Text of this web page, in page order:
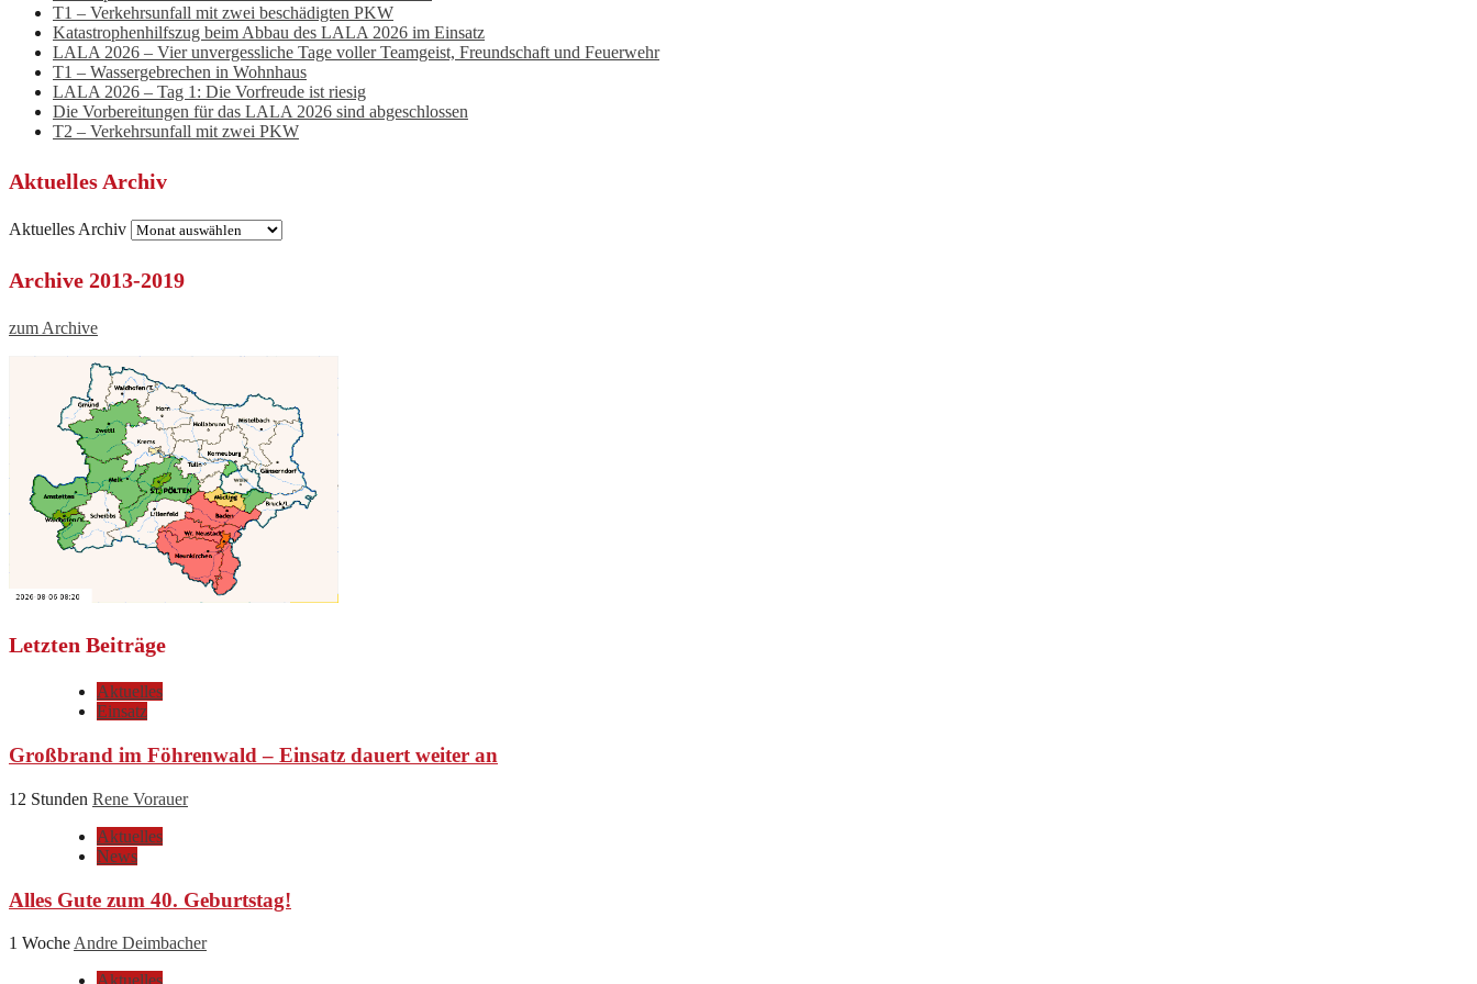
T1 – Verkehrsunfall mit zwei beschädigten PKW
Katastrophenhilfszug beim Abbau des LALA 2026 im Einsatz
LALA 2026 – Vier unvergessliche Tage voller Teamgeist, Freundschaft und Feuerwehr
T1 – Wassergebrechen in Wohnhaus
LALA 2026 – Tag 1: Die Vorfreude ist riesig
Die Vorbereitungen für das LALA 2026 sind abgeschlossen
T2 – Verkehrsunfall mit zwei PKW
Aktuelles Archiv
Aktuelles Archiv
Archive 2013-2019
zum Archive
Letzten Beiträge
Aktuelles
Einsatz
Großbrand im Föhrenwald – Einsatz dauert weiter an
12 Stunden Rene Vorauer
Aktuelles
News
Alles Gute zum 40. Geburtstag!
1 Woche Andre Deimbacher